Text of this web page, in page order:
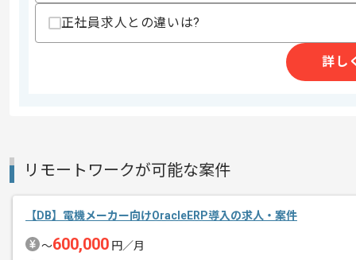
その他募集要項
募集人数
組み込み系の開発経験を積んでいきた
週5日常駐での作業を想定しております
正社員求人との違いは?
詳し
リモートワークが可能な案件
【DB】電機メーカー向けOracleERP導入の求人・案件
〜600,000 円／月